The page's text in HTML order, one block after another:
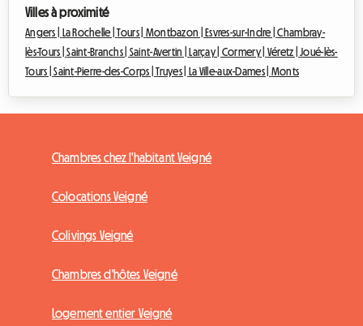
Villes à proximité
Angers | La Rochelle |Tours | Montbazon | Esvres-sur-Indre |Chambray-
lès-Tours |Saint-Branchs | Saint-Avertin | Larçay | Cormery | Véretz |Joué-lès-
Tours |Saint-Pierre-des-Corps |Truyes | La Ville-aux-Dames | Monts
Chambres chez l'habitant Veigné
Colocations Veigné
Colivings Veigné
Chambres d'hôtes Veigné
Logement entier Veigné